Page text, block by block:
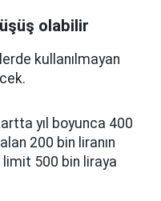
olabilir
kullanılmayan
yıl boyunca 400
200 bin liranın
limit 500 bin liraya